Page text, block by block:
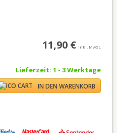
11,90 € inkl. MwSt.
Lieferzeit: 1 - 3 Werktage
IN DEN WARENKORB